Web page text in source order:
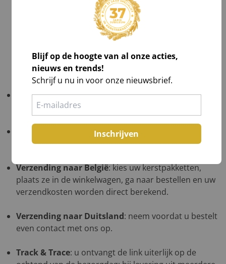
Check zichtbare schade en maak foto's,
Laat afwijkingen noteren op de vrachtbrief, óók
op de kopie van de chauffeur,
Teken voor ontvangst na volledig akkoord.
Gratis verzending: NL ≥ €1.000 excl. btw; BE ≥ €1.500
excl. btw; DE in overleg op één afleveradres.
Verzending naar de Waddeneilanden
voordat u bestelt even contact met ons op.
Verzending naar België: kies uw kerstpakketten,
plaats ze in de winkelwagen, ga naar bestellen en uw
verzendkosten worden direct berekend.
Verzending naar Duitsland: neem voordat u bestelt
even contact met ons op.
Track & Trace: u ontvangt de link uiterlijk op de
Blijf op de hoogte van al onze acties,
nieuws en trends!
Schrijf u nu in voor onze nieuwsbrief.
Inschrijven